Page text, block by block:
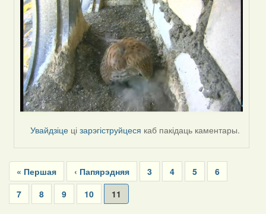
Увайдзіце цізарэгіструйцеся каб пакідаць каментары.
Pagination
First
page
« Першая
Previous
page
‹ Папярэдняя Page
3 Page
4 Page
5 Page
6
Page
7 Page
8 Page
9 Page
10
Current
page
11